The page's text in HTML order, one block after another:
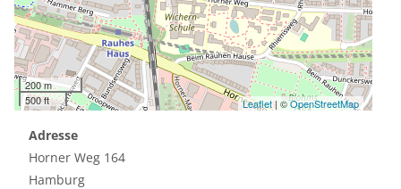
200 m
500 ft
Leaflet| ©OpenStreetMap
Adresse
Horner Weg 164
Hamburg